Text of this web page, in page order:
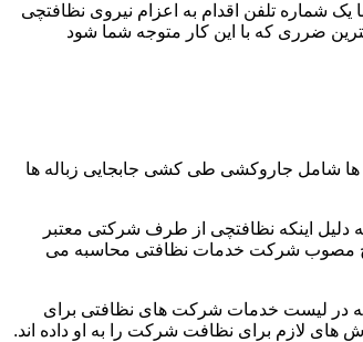
شماره تلفن اقدام به اعزام نیروی نظافتچی
ضرری که با این کار متوجه شما شود
شامل جاروکشی طی کشی جابجایی زباله ها
اینکه نظافتچی از طرف شرکتی معتبر
نرخ مصوب شرکت خدمات نظافتی محاسبه می
در لیست خدمات شرکت های نظافتی برای
لازم برای نظافت شرکت را به او داده اند.